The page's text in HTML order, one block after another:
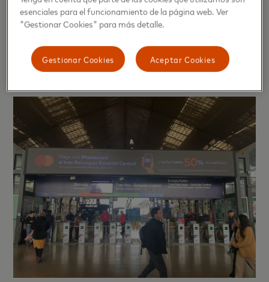
esenciales para el funcionamiento de la página web. Ver
"Gestionar Cookies" para más detalle.
Aceptar Cookies
Gestionar Cookies